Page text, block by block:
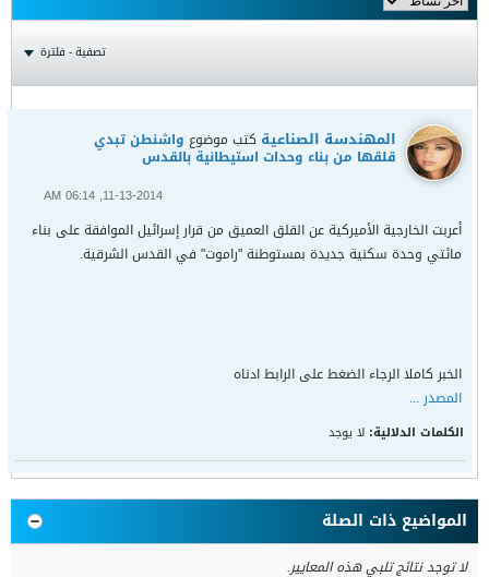
تصفية - فلترة
المهندسة الصناعية كتب موضوع واشنطن تبدي
قلقها من بناء وحدات استيطانية بالقدس
11-13-2014, 06:14 AM
أعربت الخارجية الأميركية عن القلق العميق من قرار إسرائيل الموافقة على بناء
مائتي وحدة سكنية جديدة بمستوطنة "راموت" في القدس الشرقية.
الخبر كاملا الرجاء الضغط على الرابط ادناه
المصدر ...
الكلمات الدلالية: لا يوجد
المواضيع ذات الصلة
لا توجد نتائج تلبي هذه المعايير.